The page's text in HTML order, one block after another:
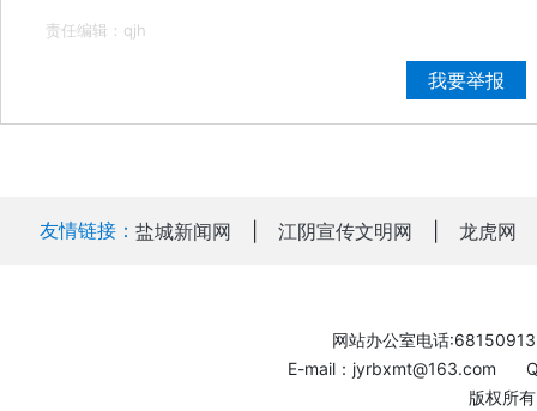
责任编辑：qjh
我要举报
友情链接： 盐城新闻网 江阴宣传文明网 龙虎网
网站办公室电话:68150913
E-mail：jyrbxmt@163.com
版权所